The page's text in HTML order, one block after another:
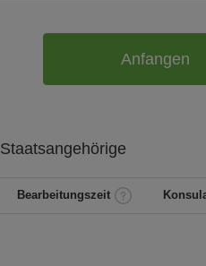
Anfangen
Staatsangehörige
Bearbeitungszeit